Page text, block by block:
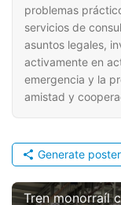
problemas
servicios de
asuntos legales,
activamente en
emergencia y la
amistad y
Generate poster
Tren monorraíl